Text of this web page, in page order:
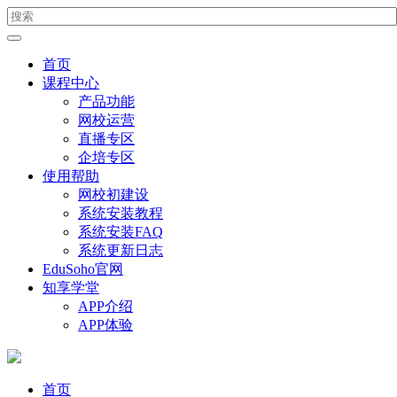
首页
课程中心
产品功能
网校运营
直播专区
企培专区
使用帮助
网校初建设
系统安装教程
系统安装FAQ
系统更新日志
EduSoho官网
知享学堂
APP介绍
APP体验
首页